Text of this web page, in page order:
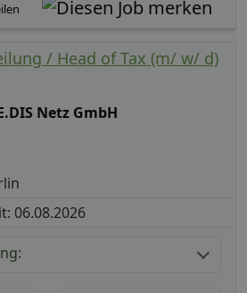
/ Head of Tax (m/ w/ d)
Netz GmbH
06.08.2026